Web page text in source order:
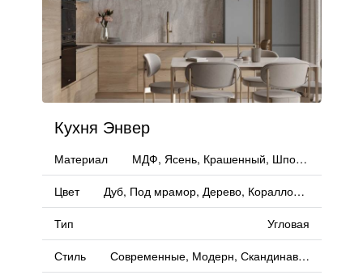
Кухня Энвер
Материал
МДФ, Ясень, Крашенный, Шпон, Эмаль, Массив, Дерево
Цвет
Дуб, Под мрамор, Дерево, Коралловые, Морской Волны, Голубой
Тип
Угловая
Стиль
Современные, Модерн, Скандинавский, Минимализм